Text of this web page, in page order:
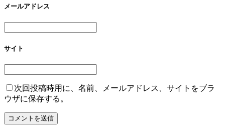
メールアドレス
サイト
次回投稿時用に、名前、メールアドレス、サイトをブラ
ウザに保存する。